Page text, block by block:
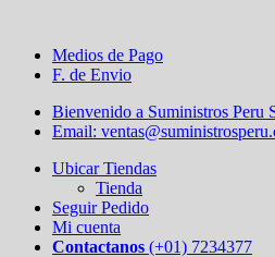
Medios de Pago
F. de Envio
Bienvenido a Suministros Peru
Email:
Ubicar Tiendas
Tienda
Seguir Pedido
Mi cuenta
Contactanos (+01) 7234377